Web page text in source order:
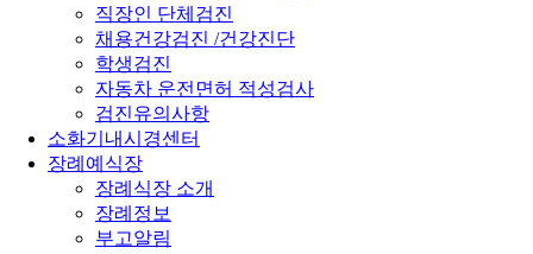
직장인 단체검진
채용건강검진 /건강진단
학생검진
자동차 운전면허 적성검사
검진유의사항
소화기내시경센터
장례예식장
장례식장 소개
장례정보
부고알림